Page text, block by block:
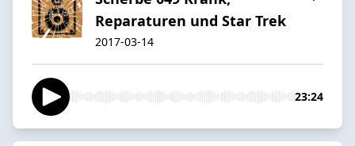
Reparaturen und Star Trek
2017-03-14
23:24